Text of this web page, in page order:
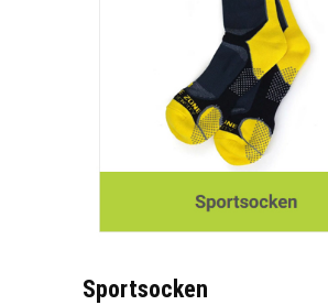
Sportsocken